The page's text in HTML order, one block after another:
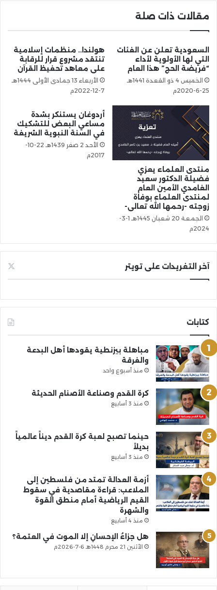
مقالات ذات صلة
السعودية تعلن عن الفئات
التي لها الأولوية لأداء
“فريضة الحج” هذا العام
الخميس 4 ذو القعدة 1441هـ
25-6-2020م
هولندا.. منظمات إسلامية
تنتقد مشروع قرار للرقابة
على معاهد تحفيظ القرآن
الأربعاء 13 جمادى الأولى 1444هـ
7-12-2022م
منتدى العلماء يعزي
فضيلة الدكتور سعيد
الغامدي الأمين العام
لمنتدى العلماء بوفاة
زوجته -رحمها الله تعالى-
الجمعة 20 شعبان 1445هـ 1-3-
2024م
أردوغان يستنكر بشدة
مساعي البعض للتشكيك
في السنة النبوية الشريفة
الأحد 2 صفر 1439هـ 22-10-
2017م
آخر التغريدات على تويتر
كتابات
مباهلة بيزنطية يقودها أهل البدعة
والفرقة
منذ أسبوع واحد
كرة القدم وصناعة الأصنام الحديثة
منذ 3 أسابيع
حينما تصبح لعبة كرة القدم ديناً عالمياً
بديلاً
منذ 3 أسابيع
أزمة العدالة تمتد من فلسطين إلى
الملاعب: قراءة مقاصدية في سقوط
القيم الرياضية أمام منطق القوة
والشهرة
منذ 4 أسابيع
هل جزاءُ الإحسانِ إلا الموت في العتمة؟
الأثنين 21 محرم 1448هـ 6-7-2026م